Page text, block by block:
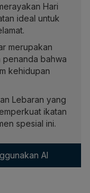
Hari
ideal untuk
merupakan
penanda bahwa
kehidupan
Lebaran yang
ikatan
spesial ini.
AI